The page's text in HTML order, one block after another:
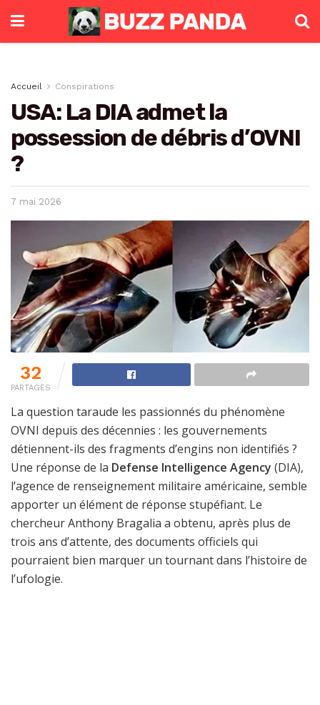
Accueil Conspirations
USA: La DIA admet la
possession de débris d’OVNI
?
7 mai 2026
32
PARTAGES
La question taraude les passionnés du phénomène
OVNI depuis des décennies : les gouvernements
détiennent-ils des fragments d’engins non identifiés ?
Une réponse de la Defense Intelligence Agency (DIA),
l’agence de renseignement militaire américaine, semble
apporter un élément de réponse stupéfiant. Le
chercheur Anthony Bragalia a obtenu, après plus de
trois ans d’attente, des documents officiels qui
pourraient bien marquer un tournant dans l’histoire de
l’ufologie.